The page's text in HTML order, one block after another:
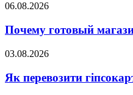
06.08.2026
Почему готовый
03.08.2026
Як перевозити